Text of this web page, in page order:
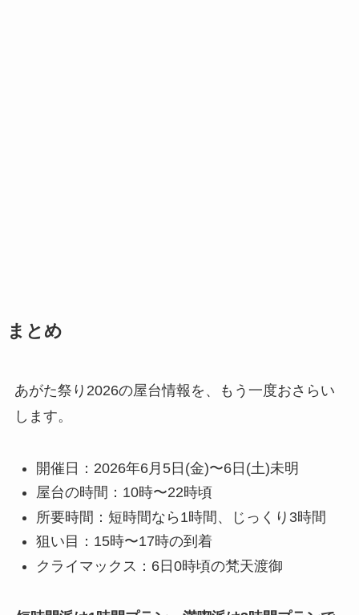
まとめ
あがた祭り2026の屋台情報を、もう一度おさらい
します。
開催日：2026年6月5日(金)〜6日(土)未明
屋台の時間：10時〜22時頃
所要時間：短時間なら1時間、じっくり3時間
狙い目：15時〜17時の到着
クライマックス：6日0時頃の梵天渡御